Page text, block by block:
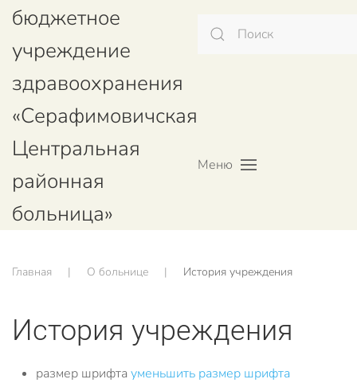
бюджетное
учреждение
здравоохранения
«Серафимовичская
Центральная
районная
больница»
Меню
Главная О больнице История учреждения
История учреждения
размер шрифтауменьшить размер шрифта